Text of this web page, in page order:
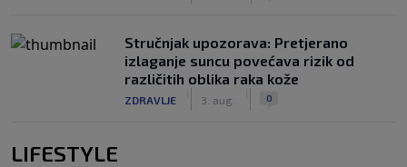
Stručnjak upozorava: Pretjerano
izlaganje suncu povećava rizik od
različitih oblika raka kože
ZDRAVLJE 3. aug. 0
LIFESTYLE